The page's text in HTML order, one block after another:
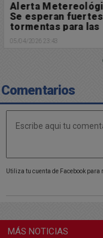
Alerta
Se esperan fuertes
tormentas para las
próximas horas
05/04/2026 23:43
Comentarios
Utiliza tu cuenta de Facebook
MÁS NOTICIAS